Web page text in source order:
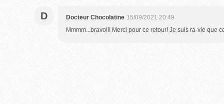
D Docteur Chocolatine 15/09/2021 20:49
Mmmm...bravo!!! Merci pour ce retour! Je suis ra-vie que